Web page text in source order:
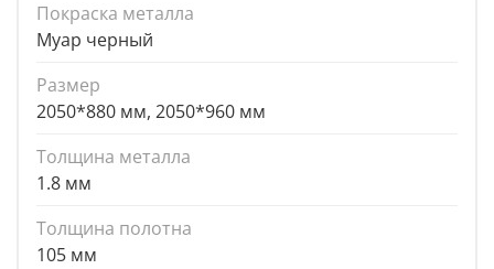
Покраска металла
Муар черный
Размер
2050*880 мм, 2050*960 мм
Толщина металла
1.8 мм
Толщина полотна
105 мм